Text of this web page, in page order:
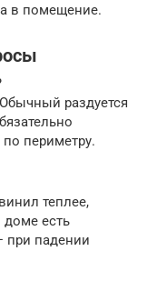
в помещение.
раздуется
периметру.
теплее,
доме есть
при падении